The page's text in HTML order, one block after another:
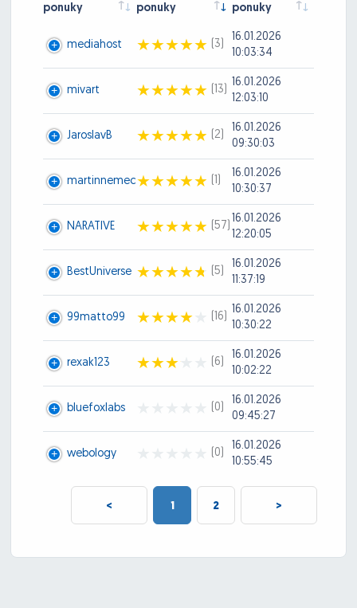
ponuky
ponuky
ponuky
mediahost (3)
16.01.2026
10:03:34
mivart (13)
16.01.2026
12:03:10
JaroslavB (2)
16.01.2026
09:30:03
martinnemec (1)
16.01.2026
10:30:37
NARATIVE (57)
16.01.2026
12:20:05
BestUniverse (5)
16.01.2026
11:37:19
99matto99 (16)
16.01.2026
10:30:22
rexak123 (6)
16.01.2026
10:02:22
bluefoxlabs (0)
16.01.2026
09:45:27
webology (0)
16.01.2026
10:55:45
< 1 2 >